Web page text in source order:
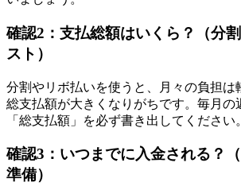
確認2：支払総額はいくら？（分
スト）
分割やリボ払いを使うと、月々の負担は
総支払額が大きくなりがちです。毎月の
「総支払額」を必ず書き出してください。
確認3：いつまでに入金される？
準備）